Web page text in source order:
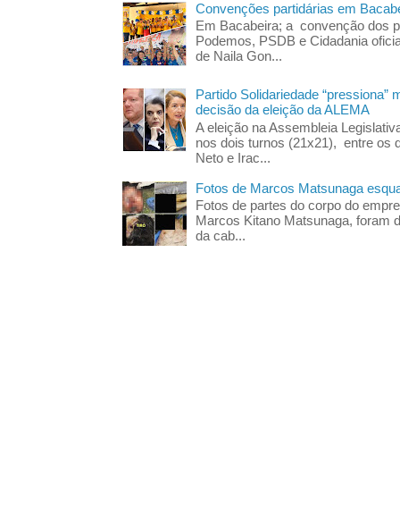
Convenções partidárias em
Em Bacabeira; a convenção dos
Podemos, PSDB e Cidadania
de Naila Gon...
Partido Solidariedade “pressiona”
decisão da eleição da ALEMA
A eleição na Assembleia
nos dois turnos (21x21), entre os
Neto e Irac...
Fotos de Marcos Matsunaga
Fotos de partes do corpo do
Marcos Kitano Matsunaga, foram
da cab...